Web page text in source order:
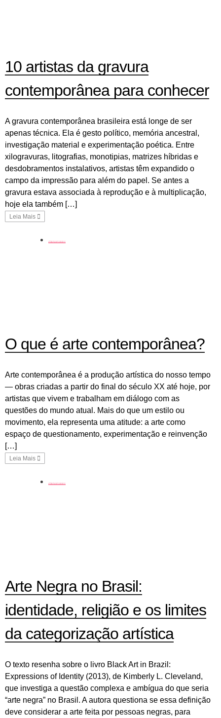
10 artistas da gravura
contemporânea para conhecer
A gravura contemporânea brasileira está longe de ser
apenas técnica. Ela é gesto político, memória ancestral,
investigação material e experimentação poética. Entre
xilogravuras, litografias, monotipias, matrizes híbridas e
desdobramentos instalativos, artistas têm expandido o
campo da impressão para além do papel. Se antes a
gravura estava associada à reprodução e à multiplicação,
hoje ela também […]
Leia Mais
coluna
O que é arte contemporânea?
Arte contemporânea é a produção artística do nosso tempo
— obras criadas a partir do final do século XX até hoje, por
artistas que vivem e trabalham em diálogo com as
questões do mundo atual. Mais do que um estilo ou
movimento, ela representa uma atitude: a arte como
espaço de questionamento, experimentação e reinvenção
[…]
Leia Mais
coluna
Arte Negra no Brasil:
identidade, religião e os limites
da categorização artística
O texto resenha sobre o livro Black Art in Brazil:
Expressions of Identity (2013), de Kimberly L. Cleveland,
que investiga a questão complexa e ambígua do que seria
“arte negra” no Brasil. A autora questiona se essa definição
deve considerar a arte feita por pessoas negras, para